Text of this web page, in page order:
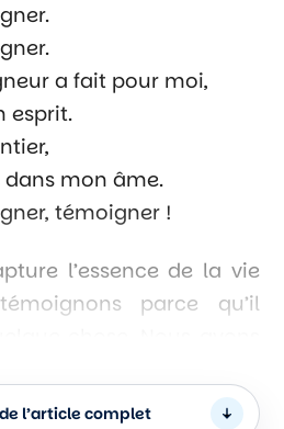
a fait pour moi,
esprit.
mon âme.
témoigner !
l’essence de la vie
parce qu’il
complets. Mais aussi
l’article complet